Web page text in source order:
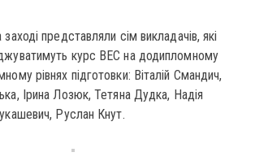
заході представляли сім викладачів, які
курс BEC на додипломному
рівнях підготовки: Віталій Смандич,
Ірина Лозюк, Тетяна Дудка, Надія
Руслан Кнут.